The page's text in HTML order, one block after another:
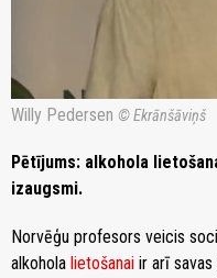
Willy Pedersen © Ekrānšāviņš
Pētījums: alkohola
izaugsmi.
Norvēģu profesors veicis
alkohola lietošanai ir arī